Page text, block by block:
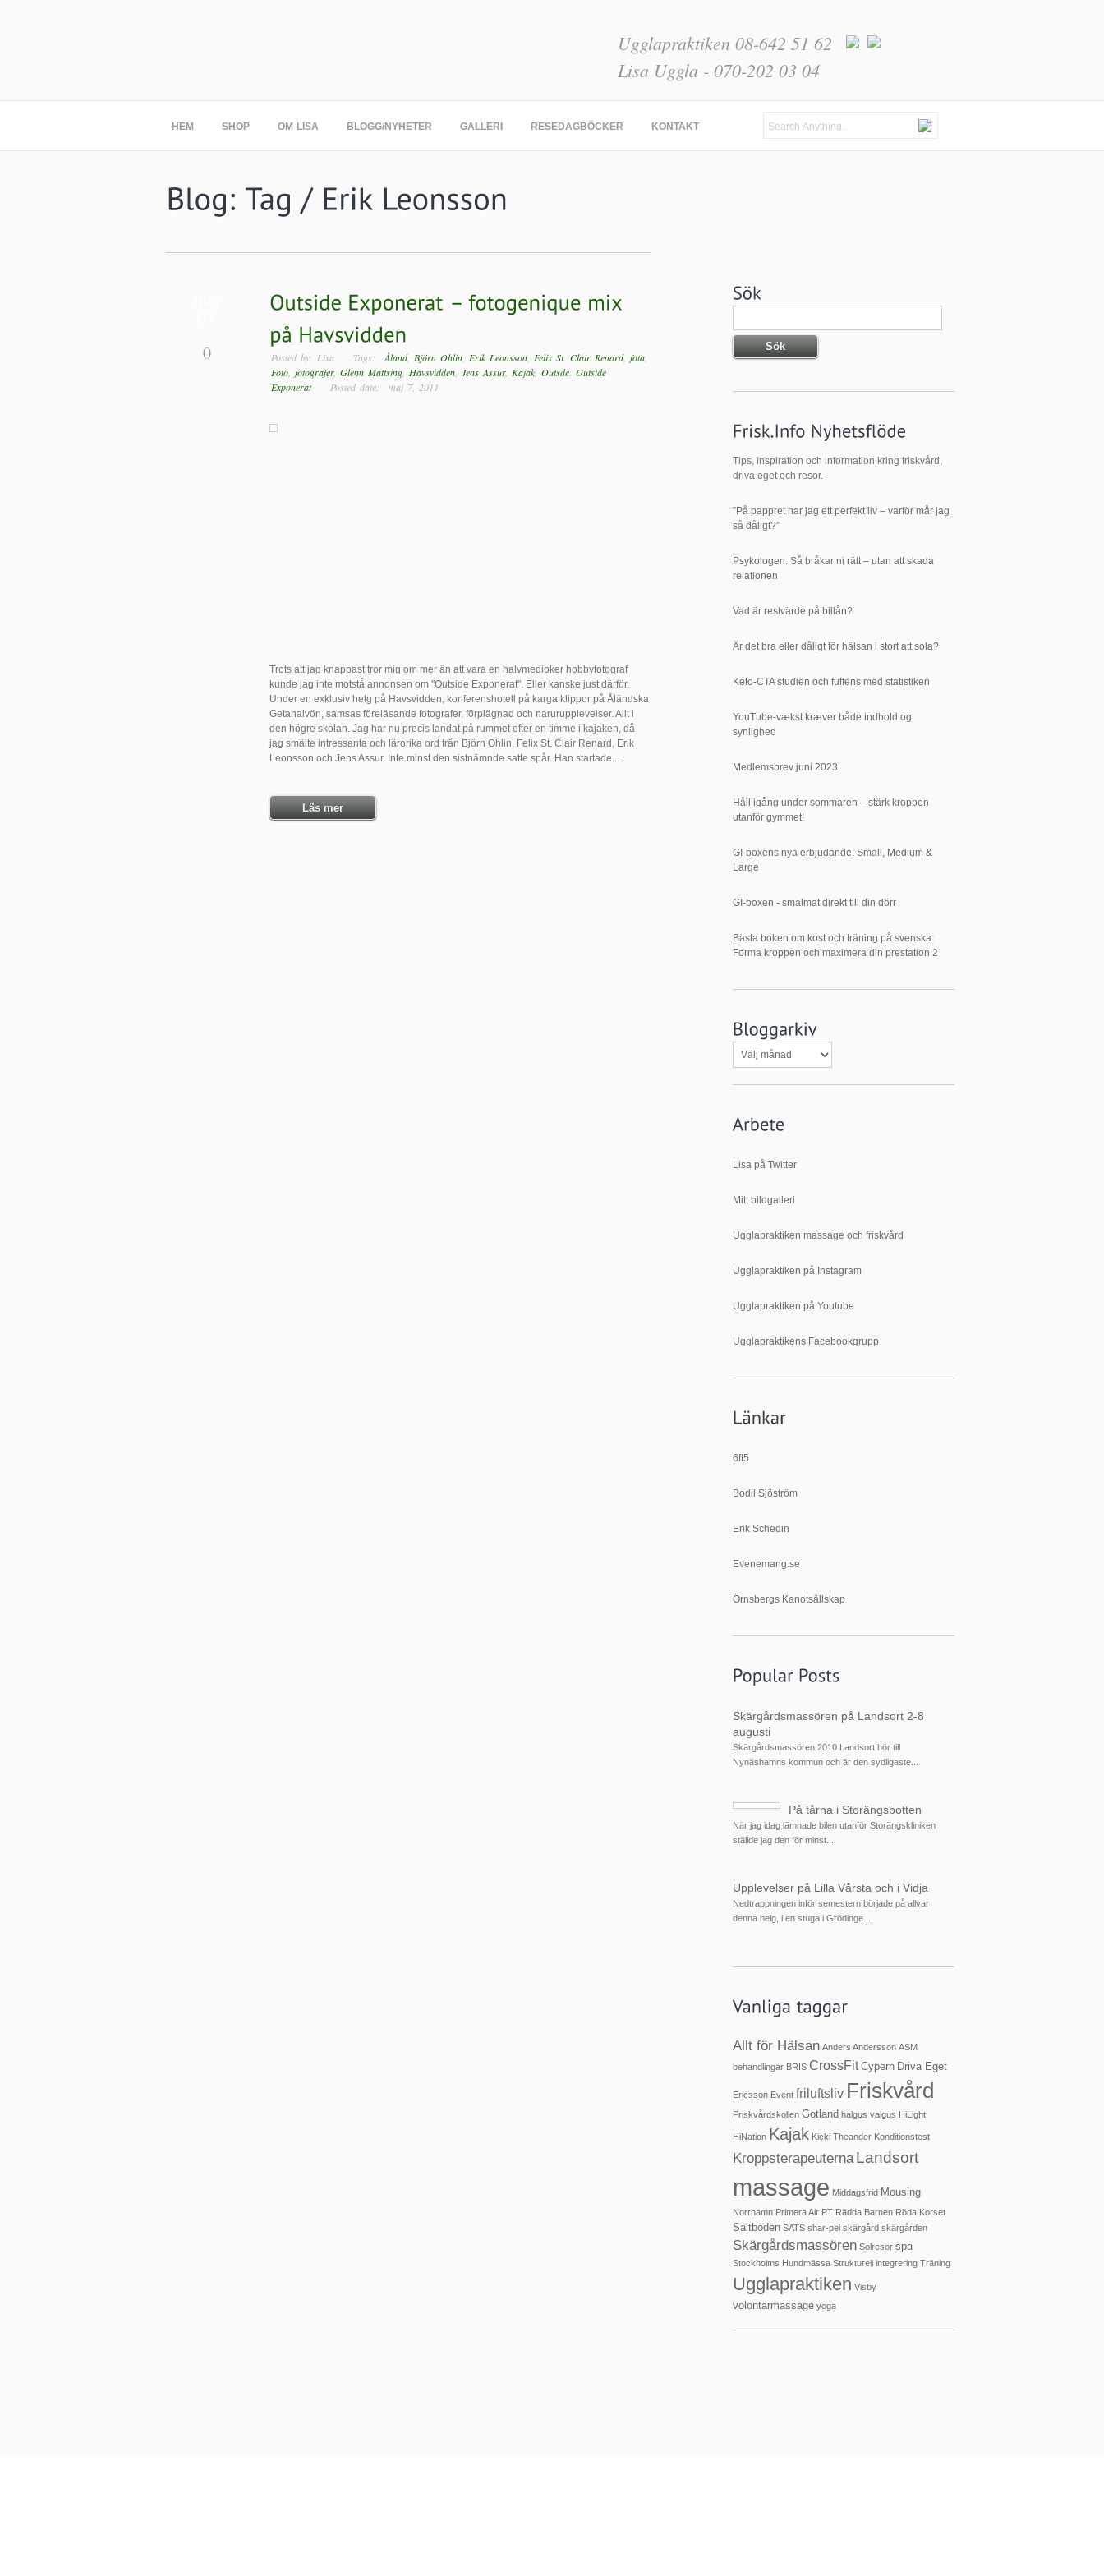
Ugglapraktiken 08-642 51 62
Lisa Uggla - 070-202 03 04
HEM SHOP OM LISA BLOGG/NYHETER GALLERI RESEDAGBÖCKER KONTAKT
0 Posted by: Lisa Tags: Åland, Björn Ohlin Erik Leonsson Felix St. Clair Renard, fota
Foto fotografer, Glenn Mattsing Havsvidden Jens Assur, Kajak, Outsde Outside
ExponeratPosted date: maj 7, 2011
Trots att jag knappast tror mig om mer än att vara en halvmedioker hobbyfotograf
kunde jag inte motstå annonsen om "Outside Exponerat". Eller kanske just därför.
Under en exklusiv helg på Havsvidden, konferenshotell på karga klippor på Åländska
Getahalvön, samsas föreläsande fotografer, förplägnad och narurupplevelser. Allt i
den högre skolan. Jag har nu precis landat på rummet efter en timme i kajaken, då
jag smälte intressanta och lärorika ord från Björn Ohlin, Felix St. Clair Renard, Erik
Leonsson och Jens Assur. Inte minst den sistnämnde satte spår. Han startade...
Läs mer
Tips, inspiration och information kring friskvård,
driva eget och resor.
”På pappret har jag ett perfekt liv – varför mår jag
så dåligt?”
Psykologen: Så bråkar ni rätt – utan att skada
relationen
Vad är restvärde på billån?
Är det bra eller dåligt för hälsan i stort att sola?
Keto-CTA studien och fuffens med statistiken
YouTube-vækst kræver både indhold og
synlighed
Medlemsbrev juni 2023
Håll igång under sommaren – stärk kroppen
utanför gymmet!
GI-boxens nya erbjudande: Small, Medium &
Large
GI-boxen - smalmat direkt till din dörr
Bästa boken om kost och träning på svenska:
Forma kroppen och maximera din prestation 2
Bloggarkiv
Lisa på Twitter
Mitt bildgalleri
Ugglapraktiken massage och friskvård
Ugglapraktiken på Instagram
Ugglapraktiken på Youtube
Ugglapraktikens Facebookgrupp
6ft5
Bodil Sjöström
Erik Schedin
Evenemang.se
Örnsbergs Kanotsällskap
Skärgårdsmassören på Landsort 2-8
augusti
Skärgårdsmassören 2010 Landsort hör till
Nynäshamns kommun och är den sydligaste...
På tårna i Storängsbotten
När jag idag lämnade bilen utanför Storängskliniken
ställde jag den för minst...
Upplevelser på Lilla Vårsta och i Vidja
Nedtrappningen inför semestern började på allvar
denna helg, i en stuga i Grödinge....
Allt för Hälsan Anders Andersson ASM
behandlingar BRIS CrossFit Cypern Driva Eget
Ericsson Event friluftsliv Friskvård
Friskvårdskollen Gotland halgus valgus HiLight
HiNation Kajak Kicki Theander Konditionstest
Kroppsterapeuterna Landsort
massage Middagsfrid Mousing
Norrhamn Primera Air PT Rädda Barnen Röda Korset
Saltboden SATS shar-pei skärgård skärgården
Skärgårdsmassören Solresor spa
Stockholms Hundmässa Strukturell integrering Träning
Ugglapraktiken Visby
volontärmassage yoga